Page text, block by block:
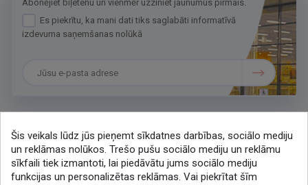
Abonējiet biļetenu un vienmēr uzziniet jaunumus pirmais.
Es piekrītu, ka mani dati tiks saglabāti informatīvā
izdevuma saņemšanas nolūkā
Sazināsimies
+371 286 48078
Šis veikals lūdz jūs pieņemt sīkdatnes darbības, sociālo mediju
un reklāmas nolūkos. Trešo pušu sociālo mediju un reklāmu
sīkfaili tiek izmantoti, lai piedāvātu jums sociālo mediju
funkcijas un personalizētas reklāmas. Vai piekrītat šīm